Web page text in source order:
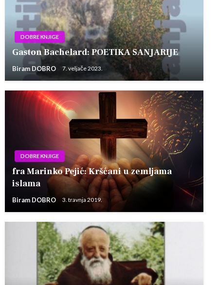
DOBRE KNJIGE
Gaston Bachelard: POETIKA SANJARIJE
Biram DOBRO 7. veljače 2023.
DOBRE KNJIGE
fra Marinko Pejić: Kršćani u zemljama
islama
Biram DOBRO 3. travnja 2019.